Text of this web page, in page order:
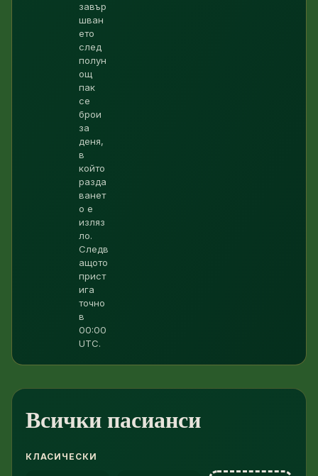
завър
шван
ето
след
полун
ощ
пак
се
брои
за
деня,
в
който
разда
ванет
о е
изляз
ло.
Следв
ащото
прист
ига
точно
в
00:00
UTC.
Всички пасианси
КЛАСИЧЕСКИ